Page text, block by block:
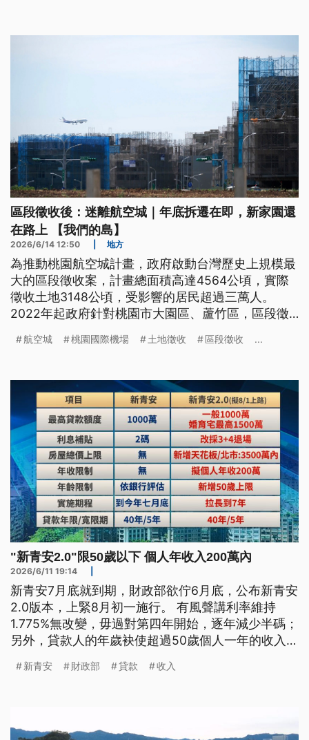
區段徵收後：迷離航空城｜年底拆遷在即，新家園還
在路上 【我們的島】
2026/6/14 12:50 地方
為推動桃園航空城計畫，政府啟動台灣歷史上規模最
大的區段徵收案，計畫總面積高達4564公頃，實際
徵收土地3148公頃，受影響的居民超過三萬人。
2022年起政府針對桃園市大園區、蘆竹區，區段徵
民們陸續搬離家園。
航空城 桃園國際機場 土地徵收 區段徵收 ...
"新青安2.0"限50歲以下 個人年收入200萬內
2026/6/11 19:14
新青安7月底就到期，財政部欲佇6月底，公布新青安
2.0版本，上緊8月初一施行。 有風聲講利率維持
1.775%無改變，毋過對第四年開始，逐年減少半碼；
另外，貸款人的年歲袂使超過50歲個人一年的收入袂
新青安 財政部 貸款 收入